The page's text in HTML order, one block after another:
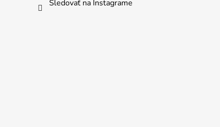
Sledovať na Instagrame